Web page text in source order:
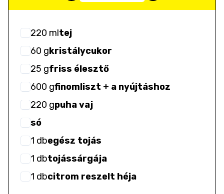
220 mltej
60 gkristálycukor
25 gfriss élesztő
600 gfinomliszt + a nyújtáshoz
220 gpuha vaj
só
1 dbegész tojás
1 dbtojássárgája
1 dbcitrom reszelt héja